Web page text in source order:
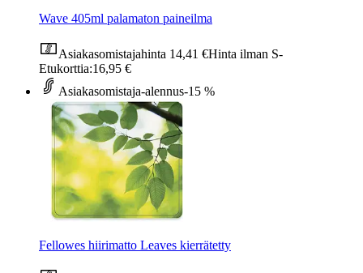
Wave 405ml palamaton paineilma
Asiakasomistajahinta 14,41 €Hinta ilman S-
Etukorttia:16,95 €
Asiakasomistaja-alennus-15 %
Fellowes hiirimatto Leaves kierrätetty